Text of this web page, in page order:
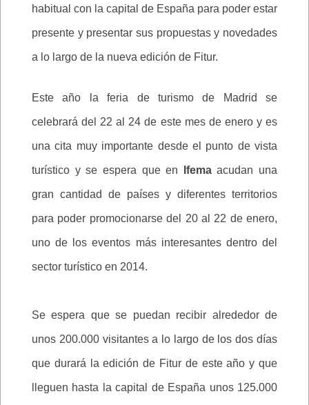
habitual con la capital de España para poder estar
presente y presentar sus propuestas y novedades
a lo largo de la nueva edición de Fitur.
Este año la feria de turismo de Madrid se
celebrará del 22 al 24 de este mes de enero y es
una cita muy importante desde el punto de vista
turístico y se espera que en Ifemaacudan una
gran cantidad de países y diferentes territorios
para poder promocionarse del 20 al 22 de enero,
uno de los eventos más interesantes dentro del
sector turístico en 2014.
Se espera que se puedan recibir alrededor de
unos 200.000 visitantes a lo largo de los dos días
que durará la edición de Fitur de este año y que
lleguen hasta la capital de España unos 125.000